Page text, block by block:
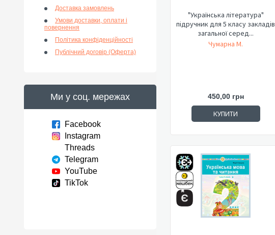
Доставка замовлень
Умови доставки, оплати і
повернення
Політика конфіденційності
Публічний договір (Оферта)
Ми у соц. мережах
Facebook
Instagram
Threads
Telegram
YouTube
TikTok
"Українська література"
підручник для 5 класу закладів
загальної серед...
Чумарна М.
450,00 грн
КУПИТИ